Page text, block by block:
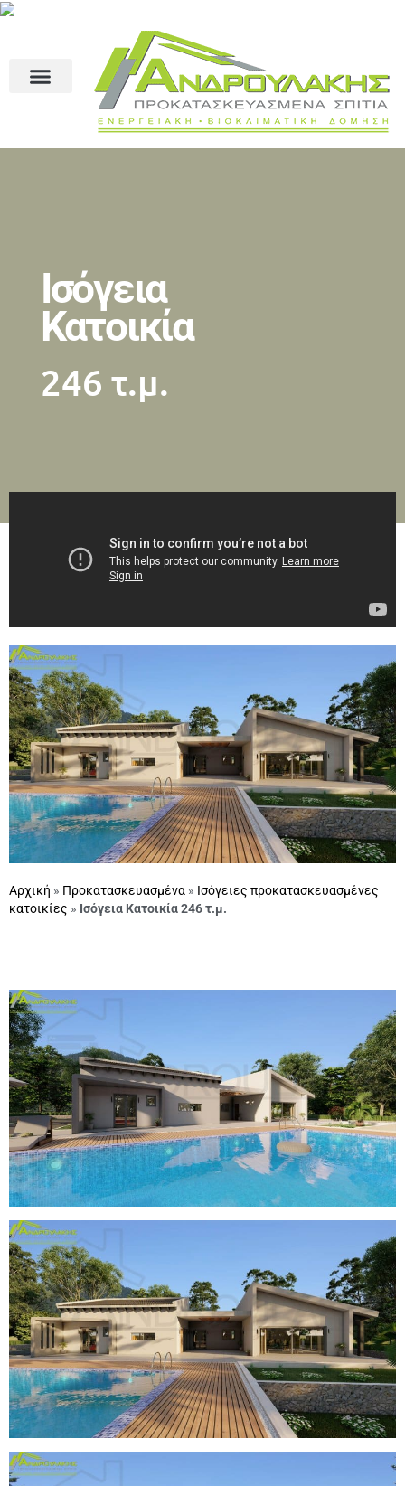
Ισόγεια
Κατοικία
246 τ.μ.
Αρχική » Προκατασκευασμένα » Ισόγειες προκατασκευασμένες
κατοικίες » Ισόγεια Κατοικία 246 τ.μ.